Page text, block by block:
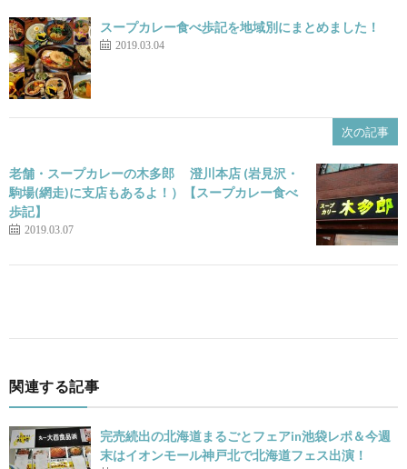
スープカレー食べ歩記を地域別にまとめました！
2019.03.04
次の記事
老舗・スープカレーの木多郎 澄川本店 (岩見沢・
駒場(網走)に支店もあるよ！）【スープカレー食べ
歩記】
2019.03.07
関連する記事
完売続出の北海道まるごとフェアin池袋レポ＆今週
末はイオンモール神戸北で北海道フェス出演！